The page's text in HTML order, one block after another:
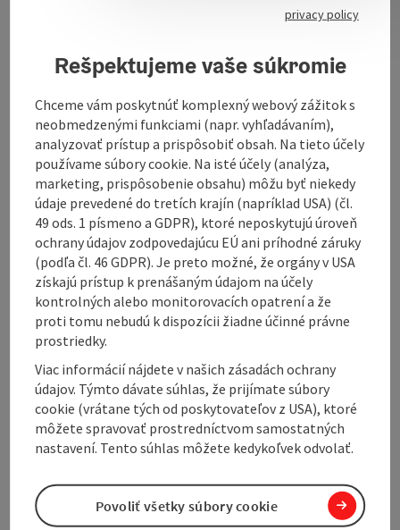
The offer:
12 well-trained school horsesJumping up to class A
Dressage up to class M
Riding lessons for beginners and advanced riders
Riding of young or problematic horses
1x annual acceptance of rider pass and rider pin test
Participation in competitions on school horses
possible for advanced riders
Vaulting courses for children
Riding holidays for children
Two double rooms
Children's room with eight beds
Contact
Arrival
Accessibility
privacy policy
Rešpektujeme vaše súkromie
Chceme vám poskytnúť komplexný webový zážitok s
neobmedzenými funkciami (napr. vyhľadávaním),
analyzovať prístup a prispôsobiť obsah. Na tieto účely
používame súbory cookie. Na isté účely (analýza,
marketing, prispôsobenie obsahu) môžu byť niekedy
údaje prevedené do tretích krajín (napríklad USA) (čl.
49 ods. 1 písmeno a GDPR), ktoré neposkytujú úroveň
ochrany údajov zodpovedajúcu EÚ ani príhodné záruky
(podľa čl. 46 GDPR). Je preto možné, že orgány v USA
získajú prístup k prenášaným údajom na účely
kontrolných alebo monitorovacích opatrení a že
proti tomu nebudú k dispozícii žiadne účinné právne
prostriedky.
Viac informácií nájdete v našich zásadách ochrany
údajov. Týmto dávate súhlas, že prijímate súbory
cookie (vrátane tých od poskytovateľov z USA), ktoré
môžete spravovať prostredníctvom samostatných
nastavení. Tento súhlas môžete kedykoľvek odvolať.
Povoliť všetky súbory cookie